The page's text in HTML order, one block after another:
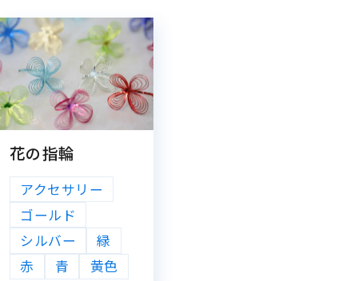
花の指輪
アクセサリー
ゴールド
シルバー
緑
赤
青 黄色